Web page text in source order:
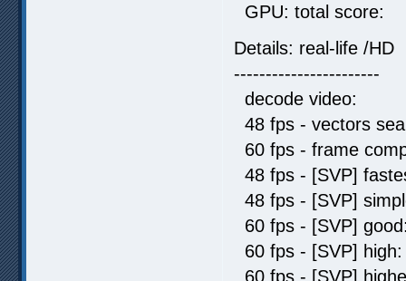
GPU: total
Details: real-life /HD
-----------------------
decode
48 fps - vectors
60 fps - frame
48 fps - [SVP]
48 fps - [SVP]
60 fps - [SVP]
60 fps - [SVP]
60 fps - [SVP]